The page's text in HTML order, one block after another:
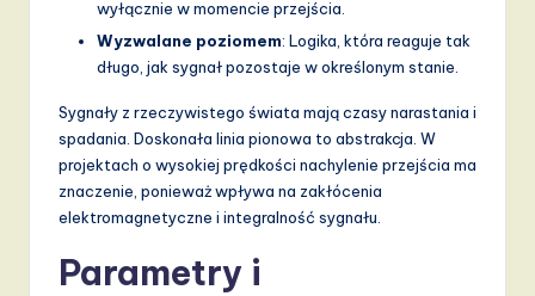
wyłącznie w momencie przejścia.
Wyzwalane poziomem: Logika, która reaguje tak
długo, jak sygnał pozostaje w określonym stanie.
Sygnały z rzeczywistego świata mają czasy narastania i
spadania. Doskonała linia pionowa to abstrakcja. W
projektach o wysokiej prędkości nachylenie przejścia ma
znaczenie, ponieważ wpływa na zakłócenia
elektromagnetyczne i integralność sygnału.
Parametry i